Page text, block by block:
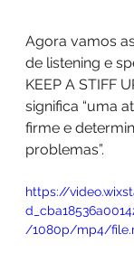
Agora vamos
de listening e
KEEP A STIFF
significa “uma
firme e
problemas”.
https://
/1080p/mp4/